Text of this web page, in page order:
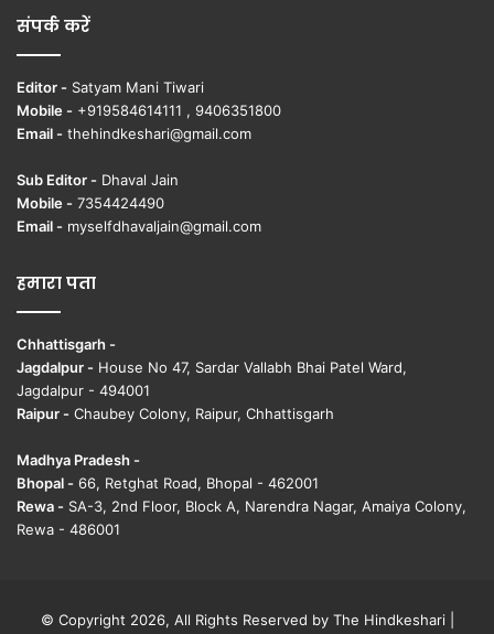
संपर्क करें
Editor - Satyam Mani Tiwari
Mobile - +919584614111 , 9406351800
Email - thehindkeshari@gmail.com
Sub Editor - Dhaval Jain
Mobile - 7354424490
Email - myselfdhavaljain@gmail.com
हमारा पता
Chhattisgarh -
Jagdalpur - House No 47, Sardar Vallabh Bhai Patel Ward,
Jagdalpur - 494001
Raipur - Chaubey Colony, Raipur, Chhattisgarh
Madhya Pradesh -
Bhopal - 66, Retghat Road, Bhopal - 462001
Rewa - SA-3, 2nd Floor, Block A, Narendra Nagar, Amaiya Colony,
Rewa - 486001
© Copyright 2026, All Rights Reserved by The Hindkeshari |